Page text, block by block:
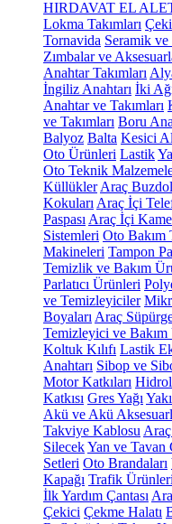
HIRDAVAT EL
Lokma Takımları
Tornavida Seramik ve
Zımbalar ve
Anahtar Takımları
İngiliz Anahtarı İki
Anahtar ve Takımları
ve Takımları Boru
Balyoz Balta Kesici
Oto Ürünleri Lastik
Oto Teknik
Küllükler Araç
Kokuları Araç İçi
Paspası Araç İçi
Sistemleri Oto Bakım
Makineleri Tampon
Temizlik ve Bakım
Parlatıcı Ürünleri
ve Temizleyiciler
Boyaları Araç
Temizleyici ve
Koltuk Kılıfı Lastik
Anahtarı Sibop ve
Motor Katkıları
Katkısı Gres Yağı
Akü ve Akü
Takviye Kablosu
SilecekYan ve Tavan
Setleri Oto Brandaları
Kapağı Trafik Ürünleri
İlk Yardım Çantası
Çekici Çekme Halatı